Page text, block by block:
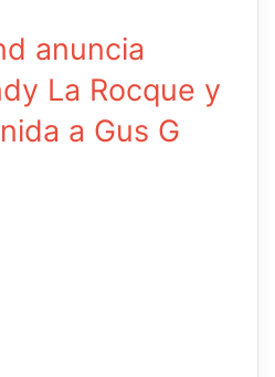
anuncia
La Rocque y
a Gus G